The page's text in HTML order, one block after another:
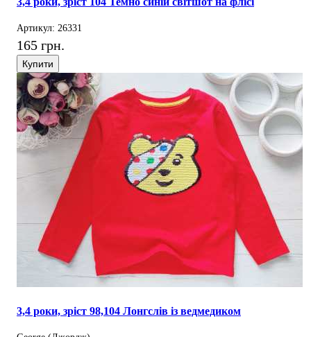
Артикул: 26331
165 грн.
Купити
3,4 роки, зріст 98,104 Лонгслів із ведмедиком